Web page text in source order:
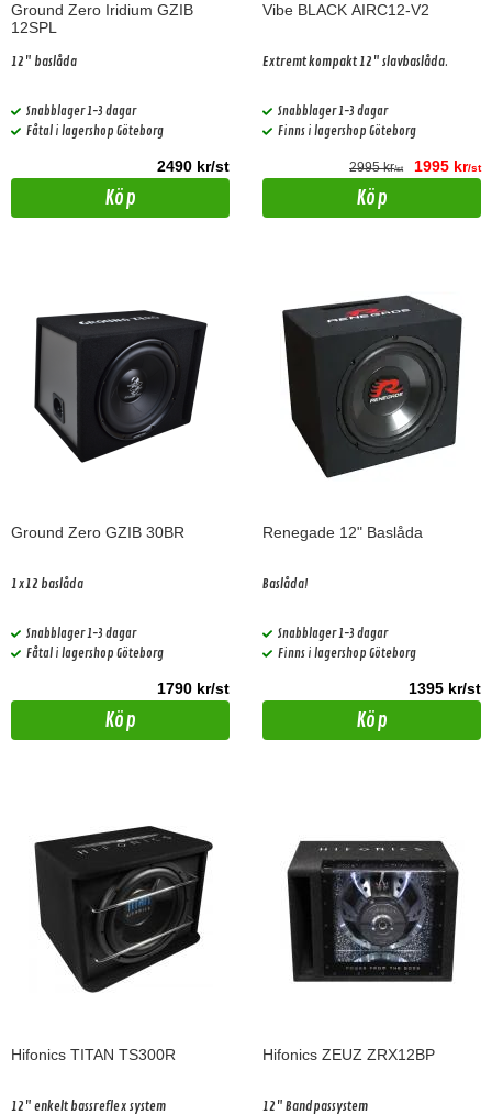
Ground Zero Iridium GZIB
12SPL
12" baslåda
Snabblager 1-3 dagar
Fåtal i lagershop Göteborg
2490 kr/st
Köp
Vibe BLACK AIRC12-V2
Extremt kompakt 12" slavbaslåda.
Snabblager 1-3 dagar
Finns i lagershop Göteborg
2995 kr/st 1995 kr/st
Köp
Ground Zero GZIB 30BR
1x12 baslåda
Snabblager 1-3 dagar
Fåtal i lagershop Göteborg
1790 kr/st
Köp
Renegade 12" Baslåda
Baslåda!
Snabblager 1-3 dagar
Finns i lagershop Göteborg
1395 kr/st
Köp
Hifonics TITAN TS300R
12" enkelt bassreflex system
Hifonics ZEUZ ZRX12BP
12" Bandpassystem